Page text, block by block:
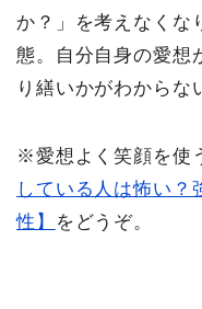
か？」を考えなくな
態。自分自身の愛想
り繕いかがわからな
※愛想よく笑顔を使
している人は怖い？
性】
をどうぞ。